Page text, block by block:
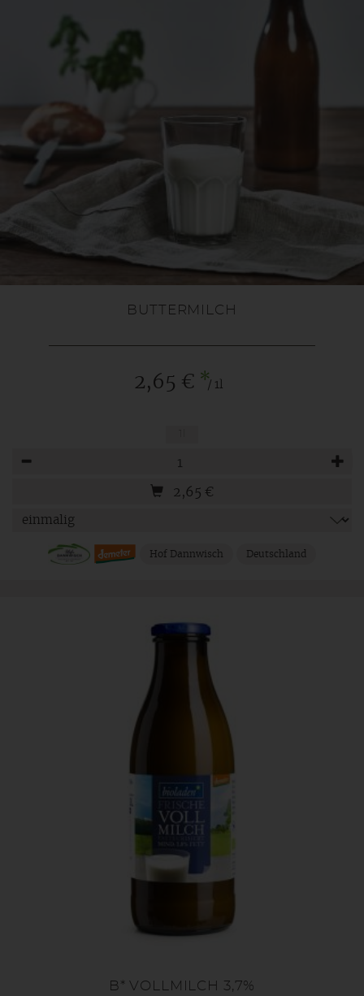
BUTTERMILCH
2,65 € */ 1l
2,65 €
Hof Dannwisch Deutschland
B* VOLLMILCH 3,7%